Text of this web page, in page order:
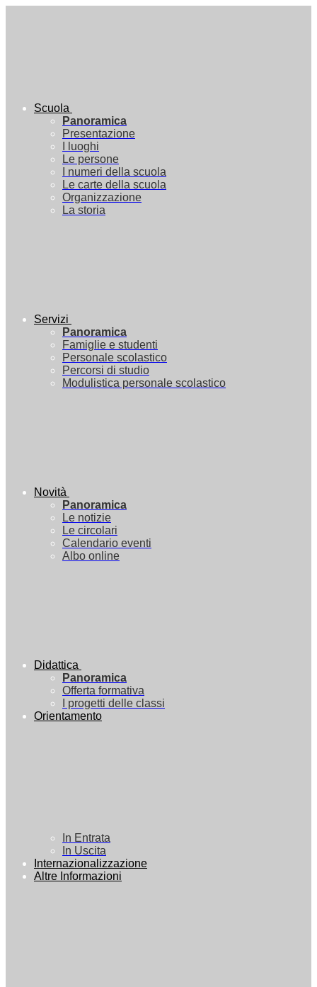
Scuola
Panoramica
Presentazione
I luoghi
Le persone
I numeri della scuola
Le carte della scuola
Organizzazione
La storia
Servizi
Panoramica
Famiglie e studenti
Personale scolastico
Percorsi di studio
Modulistica personale scolastico
Novità
Panoramica
Le notizie
Le circolari
Calendario eventi
Albo online
Didattica
Panoramica
Offerta formativa
I progetti delle classi
Orientamento
In Entrata
In Uscita
Internazionalizzazione
Altre Informazioni